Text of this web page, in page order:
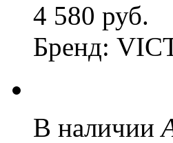
4 580 руб.
Бренд:
В наличии